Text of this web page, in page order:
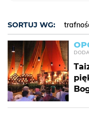
SORTUJ WG: